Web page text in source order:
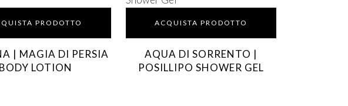
PRODOTTO
| MAGIA DI PERSIA
BODY LOTION
ACQUISTA PRODOTTO
AQUA DI SORRENTO |
POSILLIPO SHOWER GEL